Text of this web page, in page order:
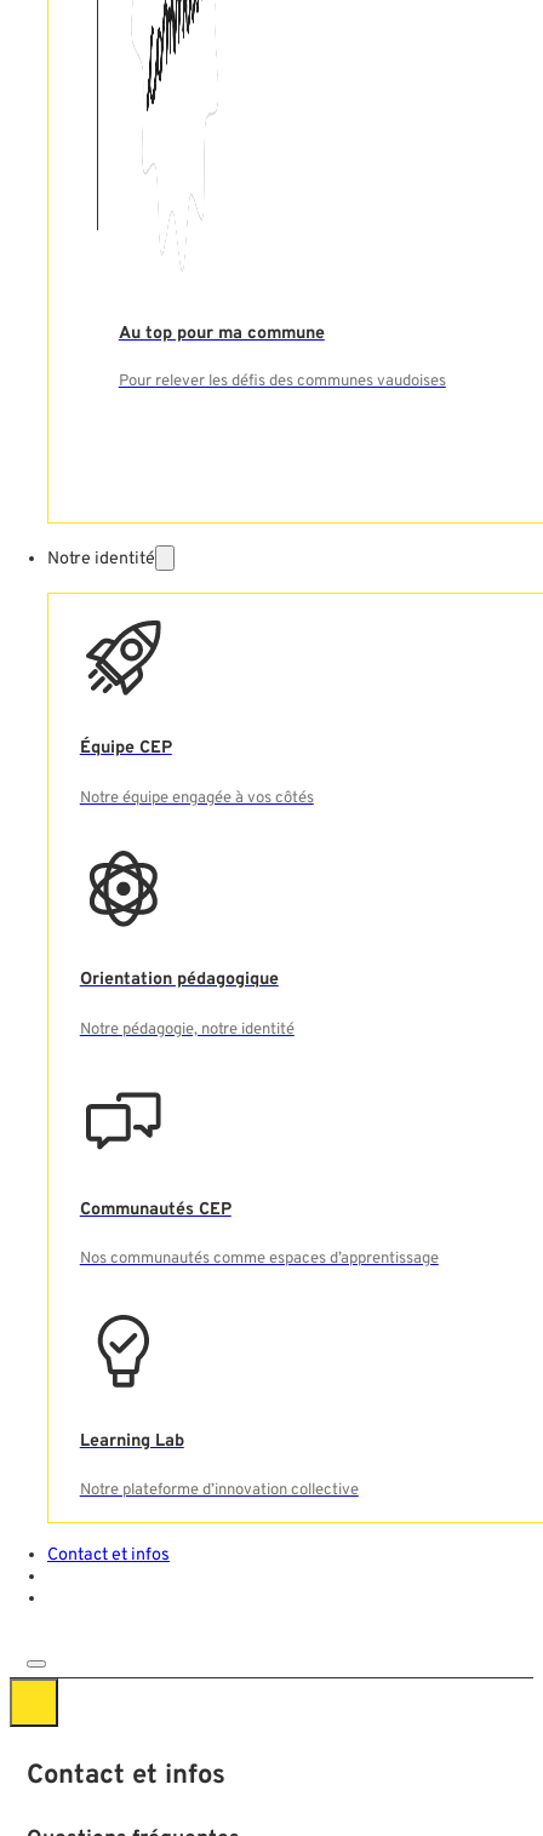
Au top pour ma commune
Pour relever les défis des communes vaudoises
Notre identité
Équipe CEP
Notre équipe engagée à vos côtés
Orientation pédagogique
Notre pédagogie, notre identité
Communautés CEP
Nos communautés comme espaces d’apprentissage
Learning Lab
Notre plateforme d’innovation collective
Contact et infos
Contact et infos